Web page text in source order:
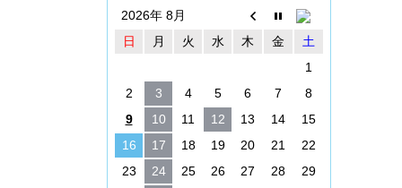
2026年 8月
日
月 火 水 木 金
土
1
2
3 4 5 6 7
8
9
10 11 12 13 14
15
16
17 18 19 20 21
22
23
24 25 26 27 28
29